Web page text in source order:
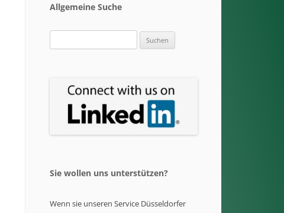
Allgemeine Suche
nach:
Sie wollen uns unterstützen?
Wenn sie unseren Service Düsseldorfer